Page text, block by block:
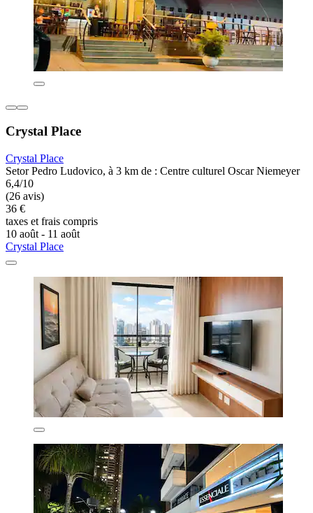
Crystal Place
Crystal Place
Setor Pedro Ludovico, à 3 km de : Centre culturel Oscar Niemeyer
6,4/10
(26 avis)
36 €
taxes et frais compris
10 août - 11 août
Crystal Place